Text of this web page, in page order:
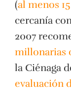
(al menos
cercanía
2007
millonarias
la Ciénaga
evaluación